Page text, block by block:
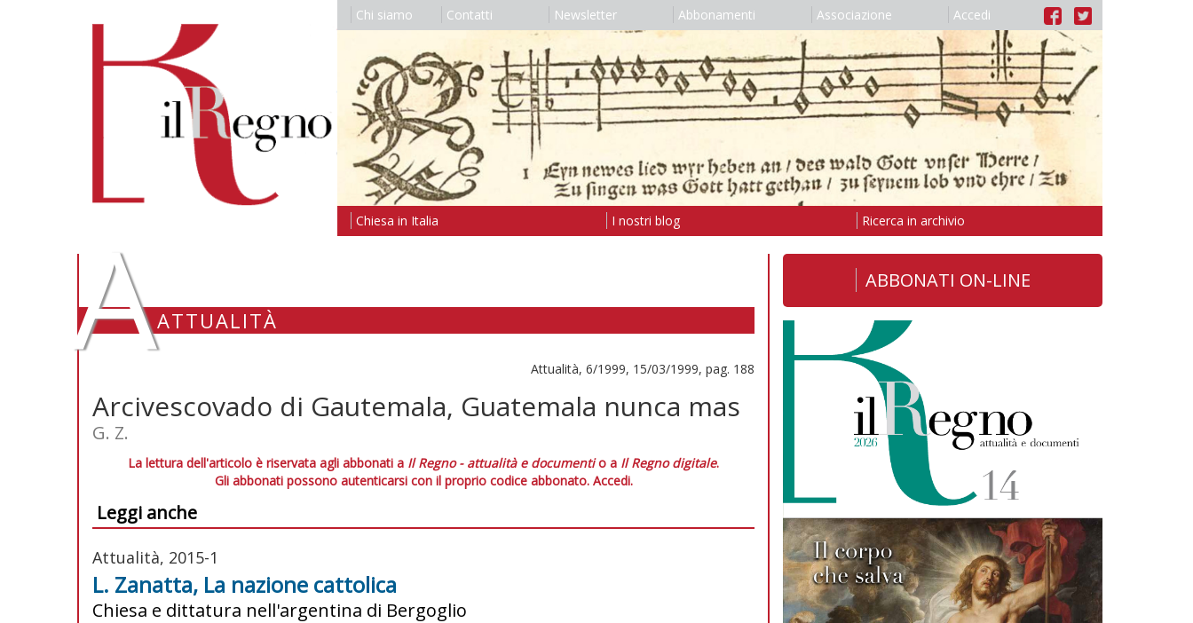
Chi siamo Contatti Newsletter Abbonamenti Associazione Accedi
Chiesa in Italia I nostri blog Ricerca in archivio
AATTUALITÀ
Attualità, 6/1999, 15/03/1999, pag. 188
Arcivescovado di Gautemala, Guatemala nunca mas
G. Z.
La lettura dell'articolo è riservata agli abbonati a Il Regno - attualità e documentio a Il Regno digitale.
Gli abbonati possono autenticarsi con il proprio codice abbonato. Accedi.
Leggi anche
Attualità, 2015-1
L. Zanatta, La nazione cattolica
Chiesa e dittatura nell'argentina di Bergoglio
ABBONATI ON-LINE